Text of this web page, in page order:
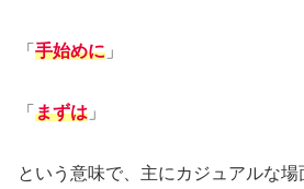
「 手始めに 」
「 まずは 」
という意味で、主にカジュアルな